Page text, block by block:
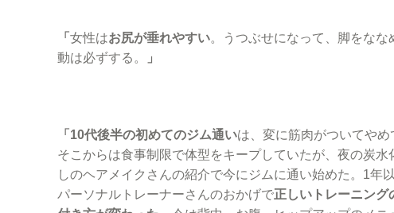
「 女性はお尻が垂れやすい。うつぶせになって、脚をな
動は必ずする。
」
「10代後半の初めてのジム通いは、変に筋肉がついてやめ
そこからは食事制限で体型をキープしていたが、夜の炭水
しのヘアメイクさんの紹介で今にジムに通い始めた。1年以
パーソナルトレーナーさんのおかげで正しいトレーニング